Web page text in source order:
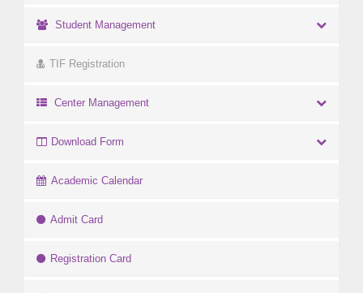
Student Management
TIF Registration
Center Management
Download Form
Academic Calendar
Admit Card
Registration Card